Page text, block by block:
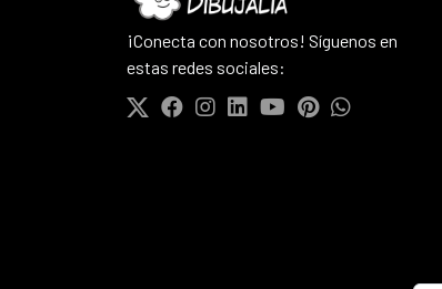
¡Conecta con nosotros! Síguenos en
estas redes sociales: